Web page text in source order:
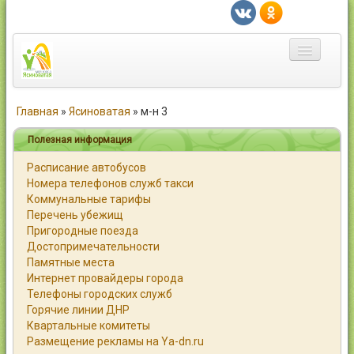
Город
Статьи
Каталог
Справочник
Работа
Объявления
Помощь
Главная » Ясиноватая » м-н 3
Полезная информация
Расписание автобусов
Номера телефонов служб такси
Коммунальные тарифы
Перечень убежищ
Пригородные поезда
Достопримечательности
Памятные места
Интернет провайдеры города
Телефоны городских служб
Горячие линии ДНР
Квартальные комитеты
Размещение рекламы на Ya-dn.ru